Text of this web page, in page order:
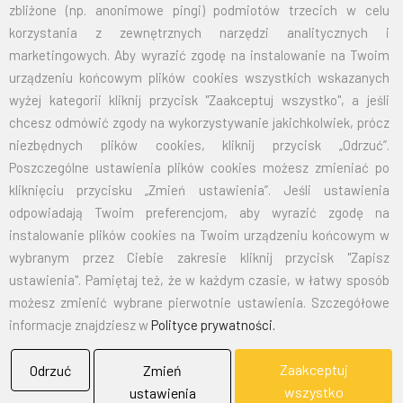
zbliżone (np. anonimowe pingi) podmiotów trzecich w celu
korzystania z zewnętrznych narzędzi analitycznych i
marketingowych. Aby wyrazić zgodę na instalowanie na Twoim
urządzeniu końcowym plików cookies wszystkich wskazanych
wyżej kategorii kliknij przycisk "Zaakceptuj wszystko", a jeśli
chcesz odmówić zgody na wykorzystywanie jakichkolwiek, prócz
niezbędnych plików cookies, kliknij przycisk „Odrzuć”.
Poszczególne ustawienia plików cookies możesz zmieniać po
kliknięciu przycisku „Zmień ustawienia”. Jeśli ustawienia
odpowiadają Twoim preferencjom, aby wyrazić zgodę na
instalowanie plików cookies na Twoim urządzeniu końcowym w
wybranym przez Ciebie zakresie kliknij przycisk "Zapisz
ustawienia". Pamiętaj też, że w każdym czasie, w łatwy sposób
możesz zmienić wybrane pierwotnie ustawienia. Szczegółowe
informacje znajdziesz wPolityce prywatności.
Odrzuć
Zmień
ustawienia
Zaakceptuj
wszystko
Przy zamówieniu większej ilości cena zostanie wyliczona
indywidualnie.
CENA NETTO
4-RAMIENNY SREBRNY 93,50 115,01
4-RAMIENNY ZŁOTY 84,50 103,94
5-RAMIENNY SREBRNY 106,00 130,38
5-RAMIENNY ZŁOTY 96,00 118,08
EMAIL: marketing@bielflag.pl
biuro@bielflag.pl
TELEFON:
600 42 11 90 , 33/816 21 78